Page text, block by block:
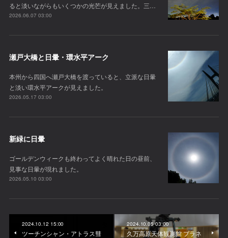
ると淡いながらもいくつかの光芒が見えました。三…
2026.06.07 03:00
瀬戸大橋と日暈・環水平アーク
本州から四国へ瀬戸大橋を渡っていると、立派な日暈
と淡い環水平アークが見えました。
2026.05.17 03:00
新緑に日暈
ゴールデンウィークも終わってよく晴れた日の昼前、
見事な日暈が現れました。
2026.05.10 03:00
2024.10.12 15:00
ツーチンシャン・アトラス彗
2024.10.05 03:00
久万高原天体観測館 プラネ